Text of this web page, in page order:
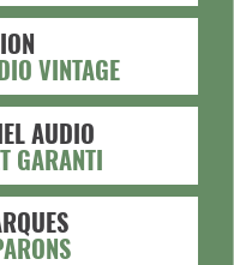
VINTAGE
AUDIO
GARANTI